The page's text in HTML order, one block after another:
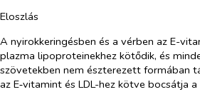
Eloszlás
A nyirokkeringésben és a vérben az E-
plazma lipoproteinekhez kötődik, és
szövetekben nem észterezett formában
az E‑vitamint és LDL-hez kötve bocsátja a